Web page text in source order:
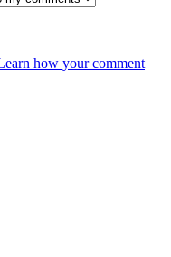
how your comment